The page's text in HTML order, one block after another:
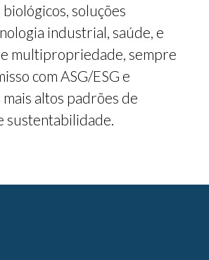
soluções
industrial, saúde, e
multipropriedade, sempre
com ASG/ESG e
altos padrões de
sustentabilidade.